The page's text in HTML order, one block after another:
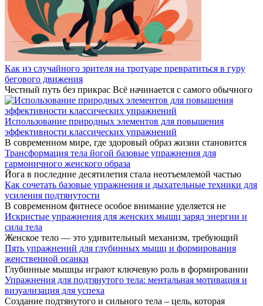
Как из случайного зрителя на тротуаре превратиться в гуру
бегового движения
Честный путь без прикрас Всё начинается с самого обычного
Использование природных элементов для повышения
эффективности классических упражнений
В современном мире, где здоровый образ жизни становится
Трансформация тела йогой базовые упражнения для
гармоничного женского образа
Йога в последние десятилетия стала неотъемлемой частью
Как сочетать базовые упражнения и дыхательные техники для
усиления подтянутости
В современном фитнесе особое внимание уделяется не
Искристые упражнения для женских мышц заряд энергии и
сила тела
Женское тело — это удивительный механизм, требующий
Пять упражнений для глубинных мышц и формирования
женственной осанки
Глубинные мышцы играют ключевую роль в формировании
Упражнения для подтянутого тела: ментальная мотивация и
визуализация для успеха
Создание подтянутого и сильного тела – цель, которая